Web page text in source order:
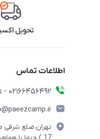
تحویل
اطلاعات تماس
02166456492 - 09121933405